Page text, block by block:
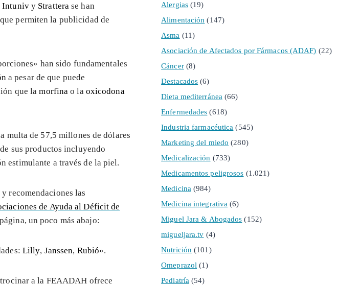
Intunivy Stratterase han
permiten la publicidad de
han sido fundamentales
a pesar de que puede
que la morfinao laoxicodona
multa de 57,5 millones de dólares
sus productos incluyendo
estimulante a través de la piel.
recomendaciones las
de Ayuda al Déficit de
un poco más abajo:
Lilly, Janssen, Rubió».
a la FEAADAH ofrece
Alergias(19)
Alimentación (147)
Asma (11)
Asociación de Afectados por Fármacos (ADAF) (22)
Cáncer(8)
Destacados (6)
Dieta mediterránea (66)
Enfermedades (618)
Industria farmacéutica (545)
Marketing del miedo (280)
Medicalización (733)
Medicamentos peligrosos (1.021)
Medicina (984)
Medicina integrativa (6)
Miguel Jara & Abogados (152)
migueljara.tv (4)
Nutrición (101)
Omeprazol (1)
Pediatría (54)